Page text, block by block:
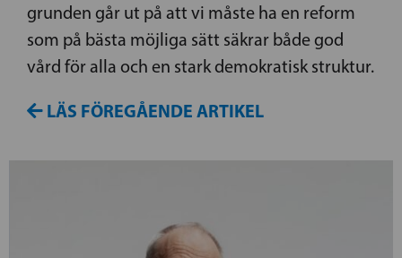
grunden går ut på att vi måste ha en reform
som på bästa möjliga sätt säkrar både god
vård för alla och en stark demokratisk struktur.
LÄS FÖREGÅENDE ARTIKEL